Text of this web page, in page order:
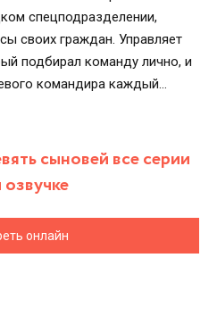
спецподразделении,
своих граждан. Управляет
подбирал команду лично, и
командира каждый
непростой работе.
Выполняя задания, воины
ситуации, но всегда
сыновей все серии
онлайн